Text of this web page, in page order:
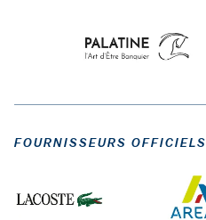
FOURNISSEURS OFFICIELS